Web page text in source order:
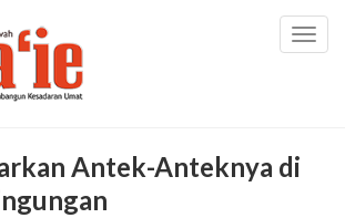
Antek-Anteknya di